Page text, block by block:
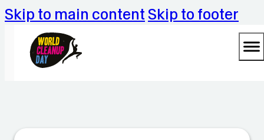
Skip to main content Skip to footer